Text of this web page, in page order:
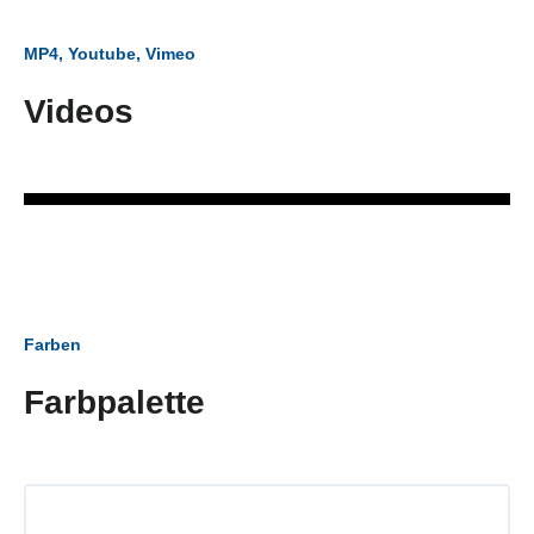
MP4, Youtube, Vimeo
Videos
Farben
Farbpalette